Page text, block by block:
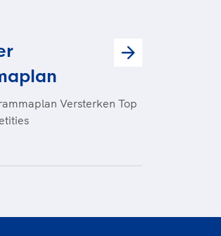
Versterken Top